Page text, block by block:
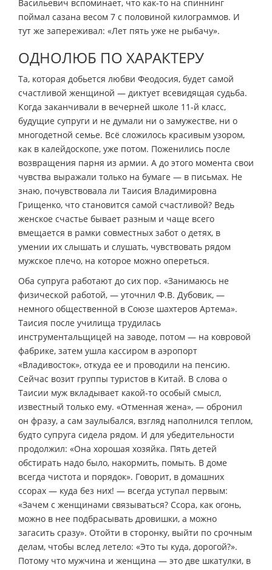
Васильевич вспоминает, что как-то на спиннинг
поймал сазана весом 7 с половиной килограммов. И
тут же запереживал: «Лет пять уже не рыбачу».
ОДНОЛЮБ ПО ХАРАКТЕРУ
Та, которая добьется любви Феодосия, будет самой
счастливой женщиной — диктует всевидящая судьба.
Когда заканчивали в вечерней школе 11-й класс,
будущие супруги и не думали ни о замужестве, ни о
многодетной семье. Всё сложилось красивым узором,
как в калейдоскопе, уже потом. Поженились после
возвращения парня из армии. А до этого момента свои
чувства выражали только на бумаге — в письмах. Не
знаю, почувствовала ли Таисия Владимировна
Грищенко, что становится самой счастливой? Ведь
женское счастье бывает разным и чаще всего
вмещается в рамки совместных забот о детях, в
умении их слышать и слушать, чувствовать рядом
мужское плечо, на которое можно опереться.
Оба супруга работают до сих пор. «Занимаюсь не
физической работой, — уточнил Ф.В. Дубовик, —
немного общественной в Союзе шахтеров Артема».
Таисия после училища трудилась
инструментальщицей на заводе, потом — на ковровой
фабрике, затем ушла кассиром в аэропорт
«Владивосток», откуда ее и проводили на пенсию.
Сейчас возит группы туристов в Китай. В слова о
Таисии муж вкладывает какой-то особый смысл,
известный только ему. «Отменная жена», — обронил
он фразу, а сам заулыбался, взгляд наполнился теплом,
будто супруга сидела рядом. И для убедительности
продолжил: «Она хорошая хозяйка. Пять детей
обстирать надо было, накормить, помыть. В доме
всегда чистота и порядок». Говорит, в домашних
ссорах — куда без них! — всегда уступал первым:
«Зачем с женщинами связываться? Ссора, как огонь,
можно в нее подбрасывать дровишки, а можно
загасить сразу». Отойти в сторонку, выйти по срочным
делам, чтобы вслед летело: «Это ты куда, дорогой?».
Потому что мужчина и женщина — это две шкатулки, в